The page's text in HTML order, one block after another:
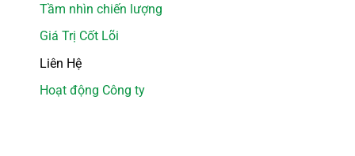
Tầm nhìn chiến lượng
Giá Trị Cốt Lõi
Liên Hệ
Hoạt động Công ty